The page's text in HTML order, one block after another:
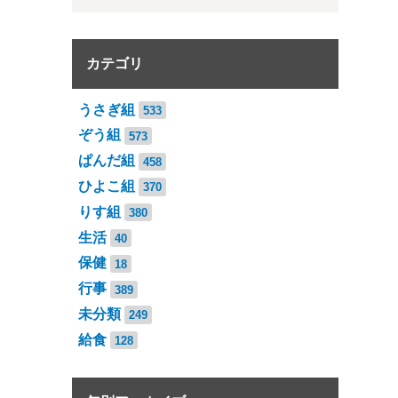
カテゴリ
うさぎ組 533
ぞう組 573
ぱんだ組 458
ひよこ組 370
りす組 380
生活 40
保健 18
行事 389
未分類 249
給食 128